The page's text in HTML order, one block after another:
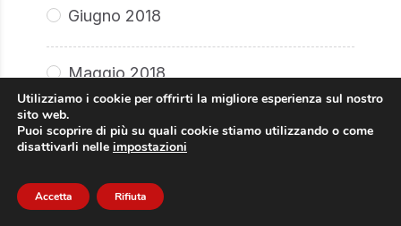
Giugno 2018
Maggio 2018
Aprile 2018
Marzo 2018
Utilizziamo i cookie per offrirti la migliore esperienza sul nostro
sito web.
Puoi scoprire di più su quali cookie stiamo utilizzando o come
disattivarli nelle impostazioni
Accetta Rifiuta